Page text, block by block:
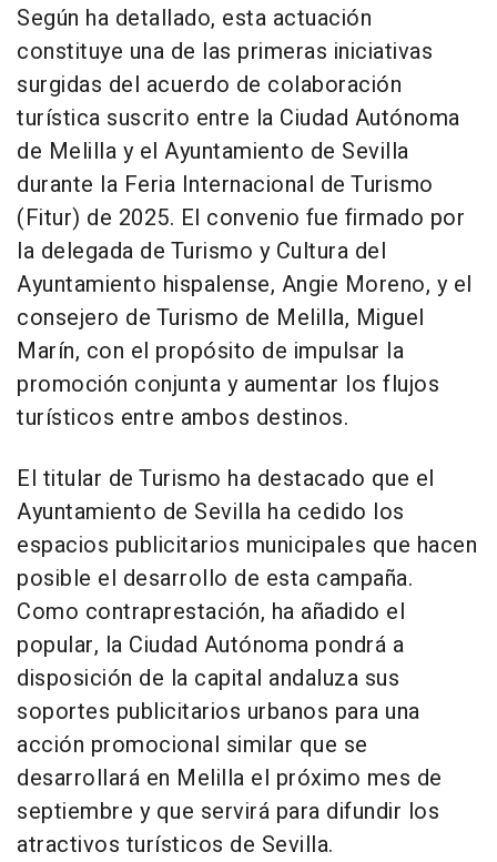
Según ha detallado, esta actuación
constituye una de las primeras iniciativas
surgidas del acuerdo de colaboración
turística suscrito entre la Ciudad Autónoma
de Melilla y el Ayuntamiento de Sevilla
durante la Feria Internacional de Turismo
(Fitur) de 2025. El convenio fue firmado por
la delegada de Turismo y Cultura del
Ayuntamiento hispalense, Angie Moreno, y el
consejero de Turismo de Melilla, Miguel
Marín, con el propósito de impulsar la
promoción conjunta y aumentar los flujos
turísticos entre ambos destinos.
El titular de Turismo ha destacado que el
Ayuntamiento de Sevilla ha cedido los
espacios publicitarios municipales que hacen
posible el desarrollo de esta campaña.
Como contraprestación, ha añadido el
popular, la Ciudad Autónoma pondrá a
disposición de la capital andaluza sus
soportes publicitarios urbanos para una
acción promocional similar que se
desarrollará en Melilla el próximo mes de
septiembre y que servirá para difundir los
atractivos turísticos de Sevilla.